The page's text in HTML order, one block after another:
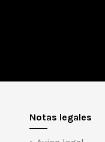
Notas legales